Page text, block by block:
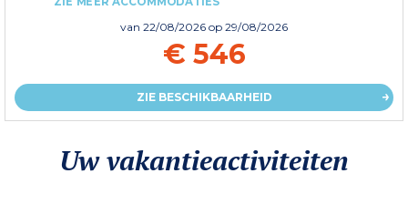
van 22/08/2026 op 29/08/2026
€ 546
ZIE BESCHIKBAARHEID
Uw vakantieactiviteiten